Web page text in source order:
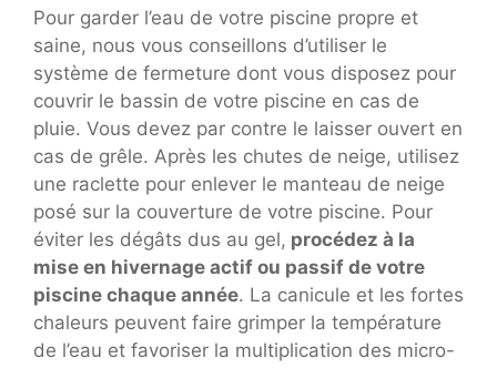
Pour garder l’eau de votre piscine propre et
saine, nous vous conseillons d’utiliser le
système de fermeture dont vous disposez pour
couvrir le bassin de votre piscine en cas de
pluie. Vous devez par contre le laisser ouvert en
cas de grêle. Après les chutes de neige, utilisez
une raclette pour enlever le manteau de neige
posé sur la couverture de votre piscine. Pour
éviter les dégâts dus au gel, procédez à la
mise en hivernage actif ou passif de votre
piscine chaque année. La canicule et les fortes
chaleurs peuvent faire grimper la température
de l’eau et favoriser la multiplication des micro-